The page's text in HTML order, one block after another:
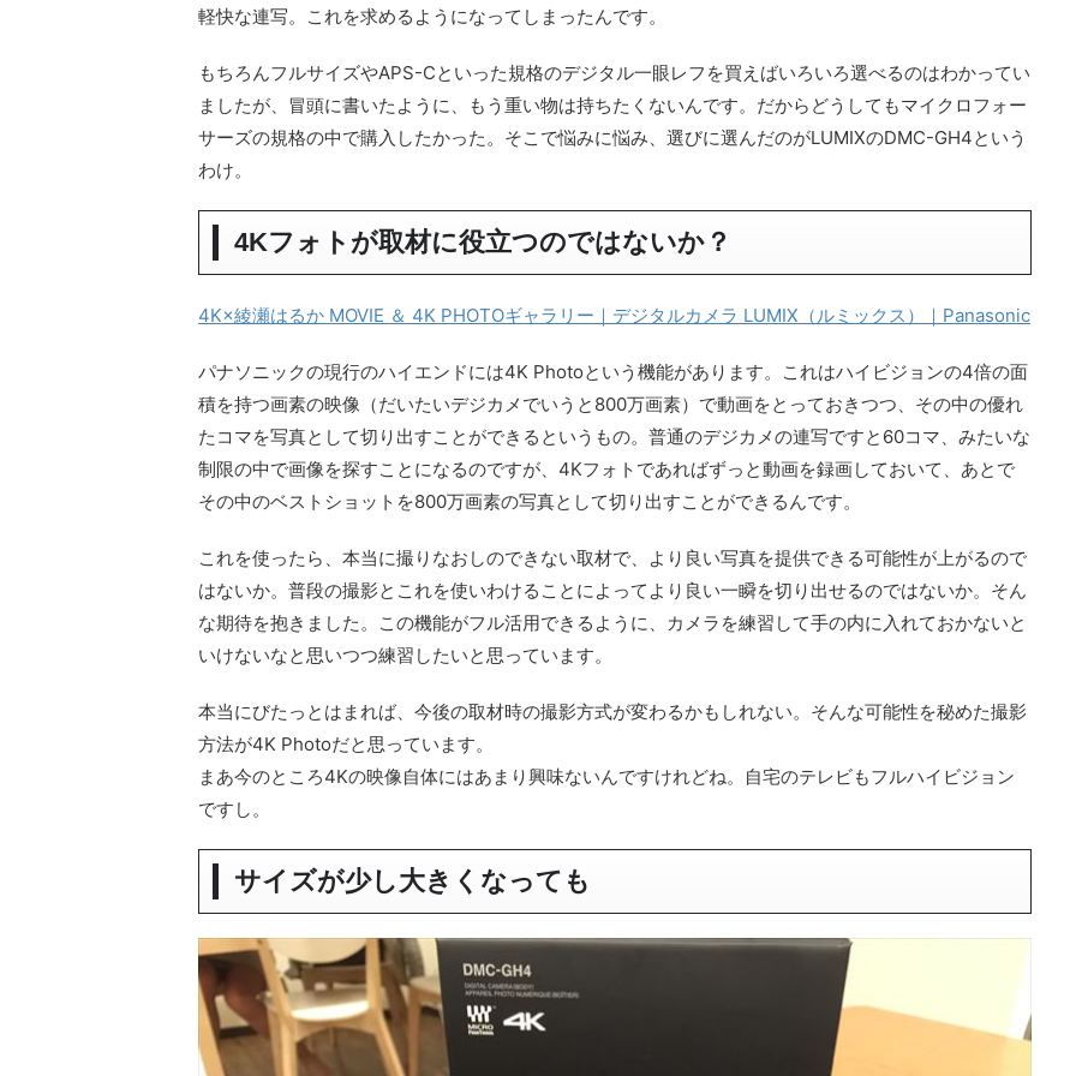
軽快な連写。これを求めるようになってしまったんです。
もちろんフルサイズやAPS-Cといった規格のデジタル一眼レフを買えばいろいろ選べるのはわかってい
ましたが、冒頭に書いたように、もう重い物は持ちたくないんです。だからどうしてもマイクロフォー
サーズの規格の中で購入したかった。そこで悩みに悩み、選びに選んだのがLUMIXのDMC-GH4という
わけ。
4Kフォトが取材に役立つのではないか？
4K×綾瀬はるか MOVIE ＆ 4K PHOTOギャラリー｜デジタルカメラ LUMIX（ルミックス）｜Panasonic
パナソニックの現行のハイエンドには4K Photoという機能があります。これはハイビジョンの4倍の面
積を持つ画素の映像（だいたいデジカメでいうと800万画素）で動画をとっておきつつ、その中の優れ
たコマを写真として切り出すことができるというもの。普通のデジカメの連写ですと60コマ、みたいな
制限の中で画像を探すことになるのですが、4Kフォトであればずっと動画を録画しておいて、あとで
その中のベストショットを800万画素の写真として切り出すことができるんです。
これを使ったら、本当に撮りなおしのできない取材で、より良い写真を提供できる可能性が上がるので
はないか。普段の撮影とこれを使いわけることによってより良い一瞬を切り出せるのではないか。そん
な期待を抱きました。この機能がフル活用できるように、カメラを練習して手の内に入れておかないと
いけないなと思いつつ練習したいと思っています。
本当にびたっとはまれば、今後の取材時の撮影方式が変わるかもしれない。そんな可能性を秘めた撮影
方法が4K Photoだと思っています。
まあ今のところ4Kの映像自体にはあまり興味ないんですけれどね。自宅のテレビもフルハイビジョン
ですし。
サイズが少し大きくなっても